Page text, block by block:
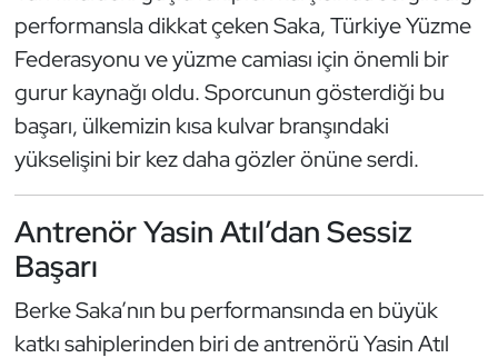
performansla dikkat çeken Saka, Türkiye Yüzme
Federasyonu ve yüzme camiası için önemli bir
gurur kaynağı oldu. Sporcunun gösterdiği bu
başarı, ülkemizin kısa kulvar branşındaki
yükselişini bir kez daha gözler önüne serdi.
Antrenör Yasin Atıl’dan Sessiz
Başarı
Berke Saka’nın bu performansında en büyük
katkı sahiplerinden biri de antrenörü Yasin Atıl
Genel
Golf
Güreş
Halter
Hava Sporları
Hentbol
İşitme Engelli Sporcular